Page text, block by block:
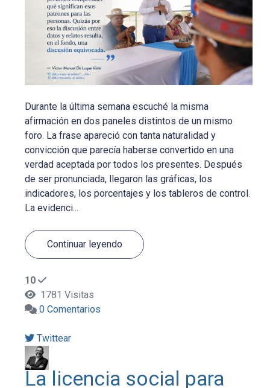
Durante la última semana escuché la misma
afirmación en dos paneles distintos de un mismo
foro. La frase apareció con tanta naturalidad y
convicción que parecía haberse convertido en una
verdad aceptada por todos los presentes. Después
de ser pronunciada, llegaron las gráficas, los
indicadores, los porcentajes y los tableros de control.
La evidenci...
Continuar leyendo
10
1781 Visitas
0 Comentarios
Twittear
La licencia social para